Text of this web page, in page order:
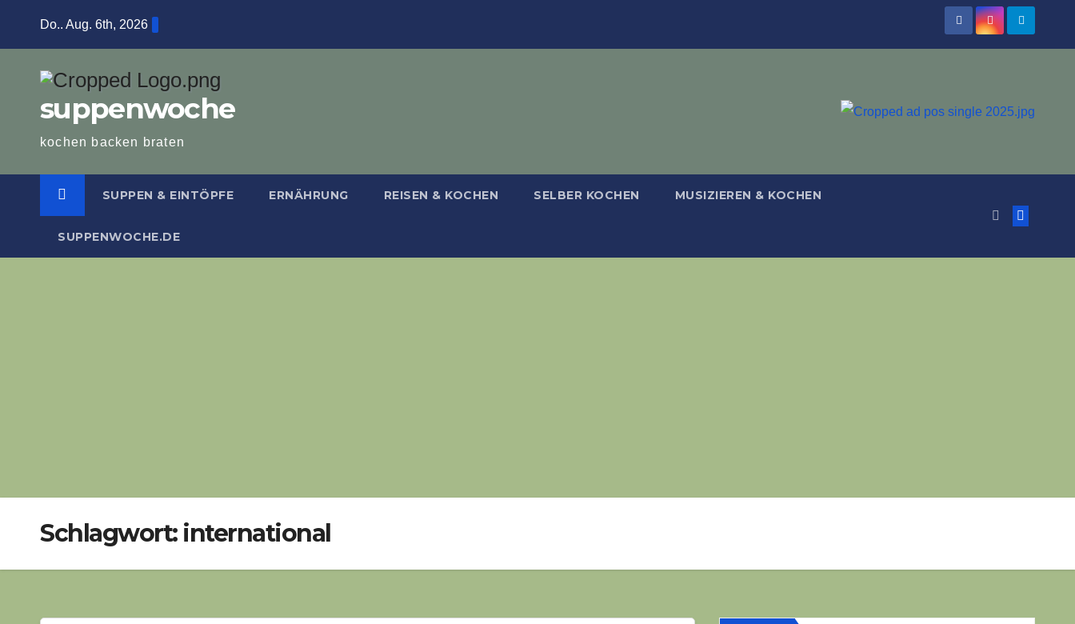
Do.. Aug. 6th, 2026
suppenwoche
kochen backen braten
SUPPEN & EINTÖPFE ERNÄHRUNG REISEN & KOCHEN SELBER KOCHEN MUSIZIEREN & KOCHEN
SUPPENWOCHE.DE
Schlagwort: international